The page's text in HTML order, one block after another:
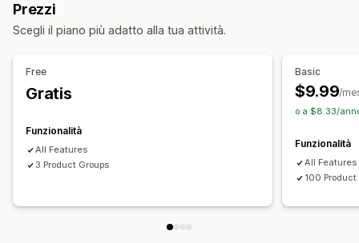
Scorte
Aggiornamenti manuali
Prezzi
Scegli il piano più adatto alla tua attività.
Free
Gratis
Funzionalità
All Features
3 Product Groups
Basic
$9.99/
o a $8.33/
Funzionalità
All Features
100 Product